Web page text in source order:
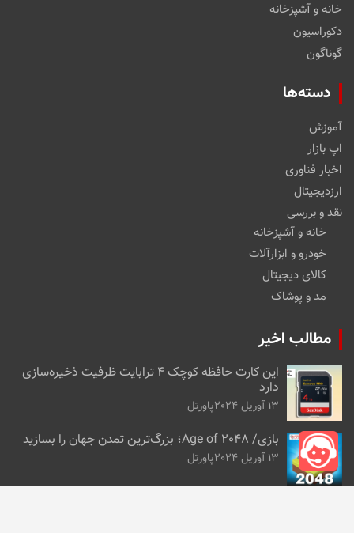
خانه و آشپزخانه
دکوراسیون
گوناگون
دسته‌ها
آموزش
اپ بازار
اخبار فناوری
ارزدیجیتال
نقد و بررسی
خانه و آشپزخانه
خودرو و ابزارآلات
کالای دیجیتال
مد و پوشاک
مطالب اخیر
این کارت حافظه کوچک ۴ ترابایت ظرفیت ذخیره‌سازی
دارد
13 آوریل 2024 پاورتل
بازی/ Age of 2048؛ بزرگ‌ترین تمدن جهان را بسازید
13 آوریل 2024 پاورتل